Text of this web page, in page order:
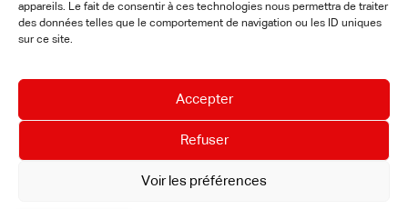
appareils. Le fait de consentir à ces technologies nous permettra de traiter
des données telles que le comportement de navigation ou les ID uniques
sur ce site.
Accepter
Refuser
Voir les préférences